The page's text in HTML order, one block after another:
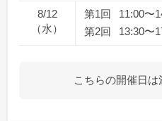
8/12
（水）
第1回 11:00〜
第2回
13:30〜
こちらの開催日